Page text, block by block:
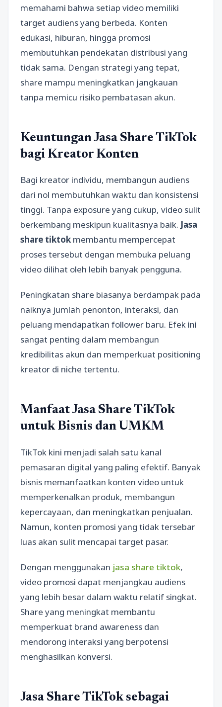
memahami bahwa setiap video memiliki
target audiens yang berbeda. Konten
edukasi, hiburan, hingga promosi
membutuhkan pendekatan distribusi yang
tidak sama. Dengan strategi yang tepat,
share mampu meningkatkan jangkauan
tanpa memicu risiko pembatasan akun.
Keuntungan Jasa Share TikTok
bagi Kreator Konten
Bagi kreator individu, membangun audiens
dari nol membutuhkan waktu dan konsistensi
tinggi. Tanpa exposure yang cukup, video sulit
berkembang meskipun kualitasnya baik. Jasa
share tiktok membantu mempercepat
proses tersebut dengan membuka peluang
video dilihat oleh lebih banyak pengguna.
Peningkatan share biasanya berdampak pada
naiknya jumlah penonton, interaksi, dan
peluang mendapatkan follower baru. Efek ini
sangat penting dalam membangun
kredibilitas akun dan memperkuat positioning
kreator di niche tertentu.
Manfaat Jasa Share TikTok
untuk Bisnis dan UMKM
TikTok kini menjadi salah satu kanal
pemasaran digital yang paling efektif. Banyak
bisnis memanfaatkan konten video untuk
memperkenalkan produk, membangun
kepercayaan, dan meningkatkan penjualan.
Namun, konten promosi yang tidak tersebar
luas akan sulit mencapai target pasar.
Dengan menggunakan jasa share tiktok,
video promosi dapat menjangkau audiens
yang lebih besar dalam waktu relatif singkat.
Share yang meningkat membantu
memperkuat brand awareness dan
mendorong interaksi yang berpotensi
menghasilkan konversi.
Jasa Share TikTok sebagai